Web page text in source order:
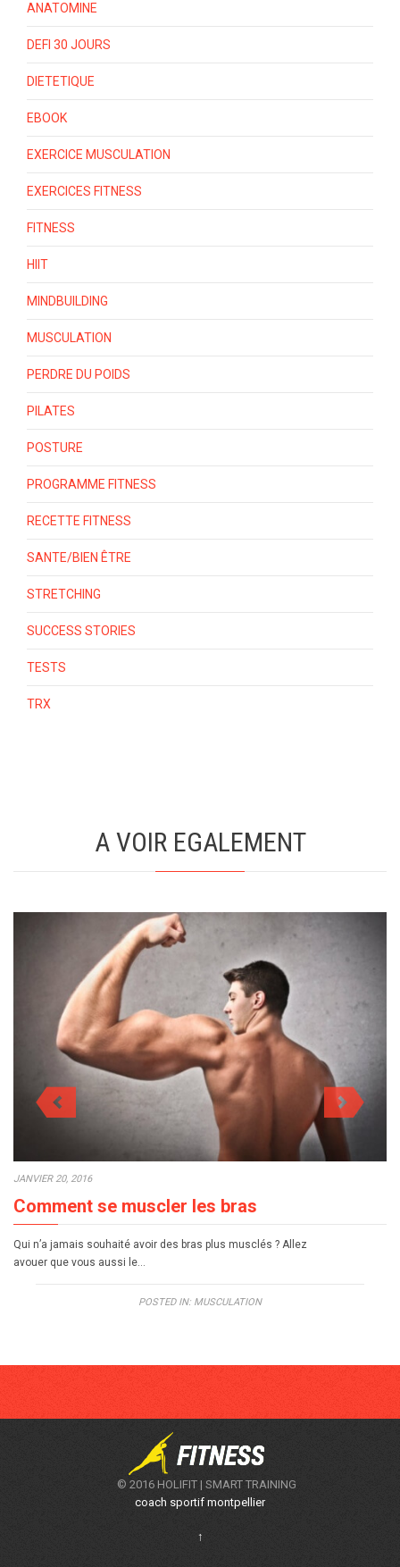
ANATOMINE
DEFI 30 JOURS
DIETETIQUE
EBOOK
EXERCICE MUSCULATION
EXERCICES FITNESS
FITNESS
HIIT
MINDBUILDING
MUSCULATION
PERDRE DU POIDS
PILATES
POSTURE
PROGRAMME FITNESS
RECETTE FITNESS
SANTE/BIEN ÊTRE
STRETCHING
SUCCESS STORIES
TESTS
TRX
A VOIR EGALEMENT
JANVIER 20, 2016
Comment se muscler les bras
Qui n’a jamais souhaité avoir des bras plus musclés ? Allez
avouer que vous aussi le…
POSTED IN: MUSCULATION
© 2016 HOLIFIT | SMART TRAINING
coach sportif montpellier
↑